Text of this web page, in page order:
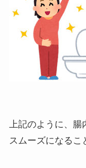
上記のように、
スムーズになるこ